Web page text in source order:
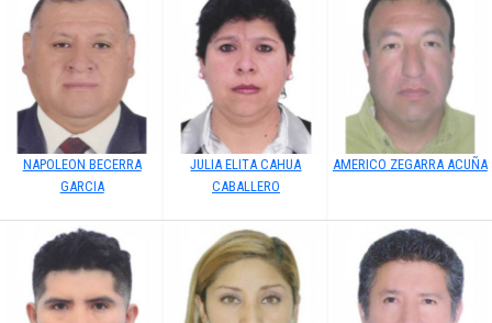
NAPOLEON BECERRA
GARCIA
JULIA ELITA CAHUA
CABALLERO
AMERICO ZEGARRA ACUÑA